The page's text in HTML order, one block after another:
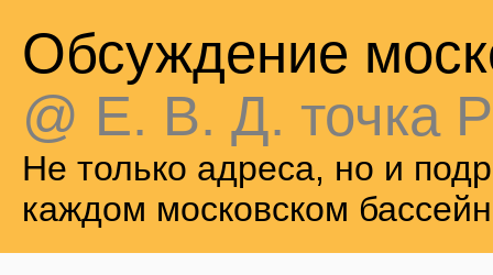
Обсуждение
@ Е. В. Д. точка
Не только адреса, но и
каждом московском